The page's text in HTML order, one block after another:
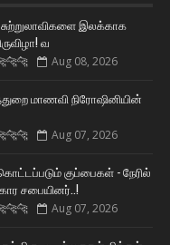
சுற்றுலாவிகளை இலக்காக
வ
Aug 08, 2026
மாணவி நிரோஷினியின்
Aug 07, 2026
குப்பைகள் - நேரில்
சபையினர்..!
Aug 07, 2026